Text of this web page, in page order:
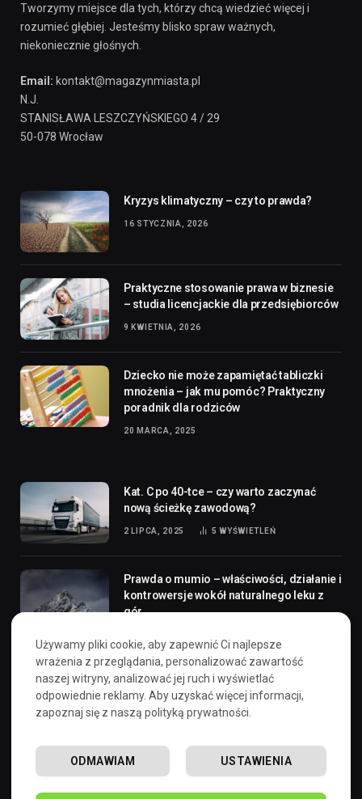
Tworzymy miejsce dla tych, którzy chcą wiedzieć więcej i
rozumieć głębiej. Jesteśmy blisko spraw ważnych,
niekoniecznie głośnych.
Email: kontakt@magazynmiasta.pl
N.J.
STANISŁAWA LESZCZYŃSKIEGO 4 / 29
50-078 Wrocław
Kryzys klimatyczny – czy to prawda?
16 STYCZNIA, 2026
Praktyczne stosowanie prawa w biznesie
– studia licencjackie dla przedsiębiorców
9 KWIETNIA, 2026
Dziecko nie może zapamiętać tabliczki
mnożenia – jak mu pomóc? Praktyczny
poradnik dla rodziców
20 MARCA, 2025
Kat. C po 40-tce – czy warto zaczynać
nową ścieżkę zawodową?
2 LIPCA, 2025 5WYŚWIETLEŃ
Prawda o mumio – właściwości, działanie i
kontrowersje wokół naturalnego leku z
gór
Jak pielęgnować płytki ceglane?
Praktyczny przewodnik
2 CZERWCA, 2025 8WYŚWIETLEŃ
Używamy pliki cookie, aby zapewnić Ci najlepsze
wrażenia z przeglądania, personalizować zawartość
naszej witryny, analizować jej ruch i wyświetlać
odpowiednie reklamy. Aby uzyskać więcej informacji,
zapoznaj się z naszą polityką prywatności.
USTAWIENIA
ODMAWIAM